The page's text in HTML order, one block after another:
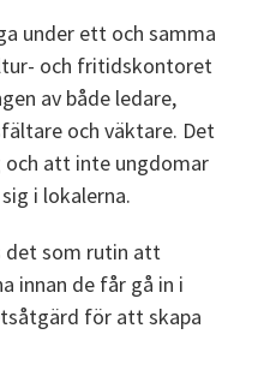
under ett och samma
och fritidskontoret
av både ledare,
och väktare. Det
att inte ungdomar
i lokalerna.
det som rutin att
innan de får gå in i
för att skapa